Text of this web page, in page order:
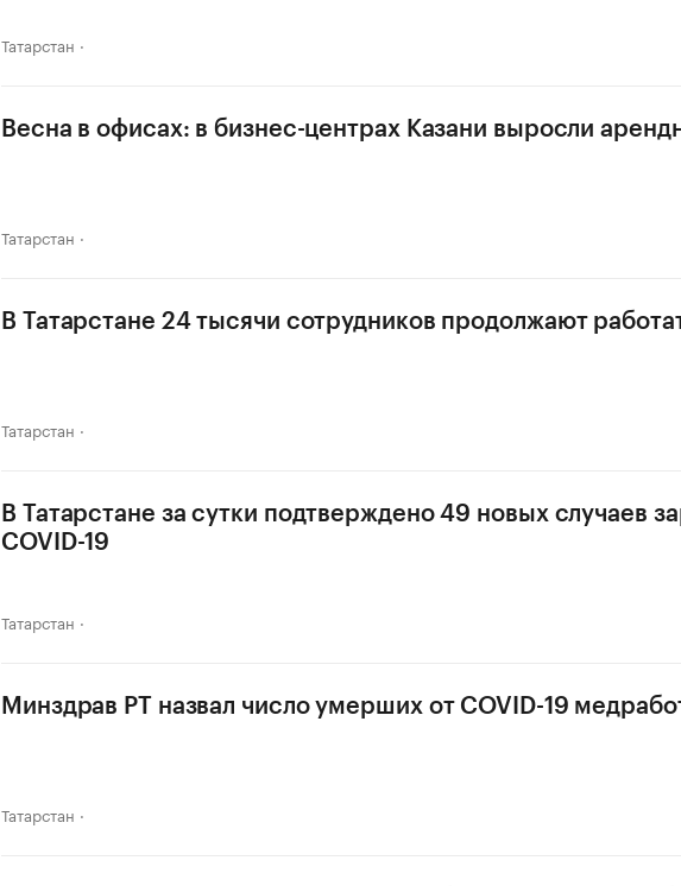
Татарстан
Весна в офисах: в бизнес-центрах Казани выросли
Татарстан
В Татарстане 24 тысячи сотрудников продолжают
Татарстан
В Татарстане за сутки подтверждено 49 новых случаев
COVID-19
Татарстан
Минздрав РТ назвал число умерших от COVID-19
Татарстан